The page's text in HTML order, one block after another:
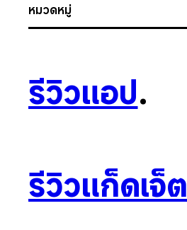
หมวดหมู่
รีวิวแอป.
รีวิวแก็ดเจ็ต